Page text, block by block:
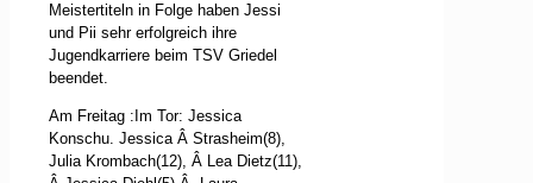
Meistertiteln in Folge haben Jessi
und Pii sehr erfolgreich ihre
Jugendkarriere beim TSV Griedel
beendet.
Am Freitag :Im Tor: Jessica
Konschu. Jessica Â Strasheim(8),
Julia Krombach(12), Â Lea Dietz(11),